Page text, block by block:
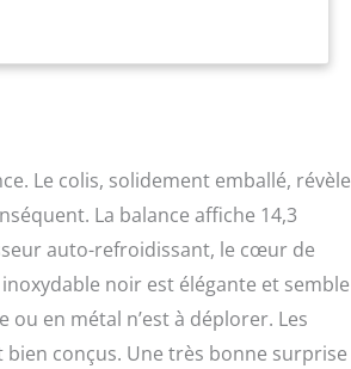
à vos créations glacées un
également refroidir et empêcher la
vous pouvez non seulement
Le colis, solidement emballé, révèle
La balance affiche 14,3
auto-refroidissant, le cœur de
noir est élégante et semble
en métal n’est à déplorer. Les
conçus. Une très bonne surprise